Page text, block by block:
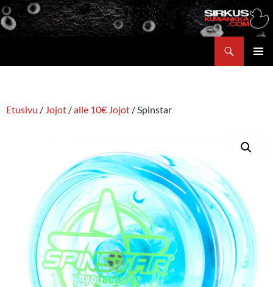
Siirry
sisältöön
Etusivu / Jojot /alle 10€ Jojot / Spinstar